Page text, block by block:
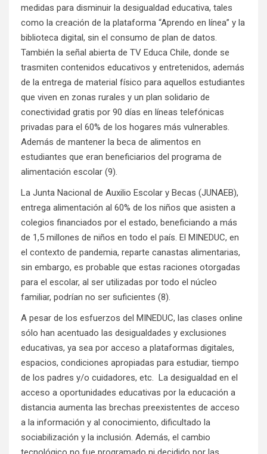
medidas para disminuir la desigualdad educativa, tales
como la creación de la plataforma “Aprendo en línea” y la
biblioteca digital, sin el consumo de plan de datos.
También la señal abierta de TV Educa Chile, donde se
trasmiten contenidos educativos y entretenidos, además
de la entrega de material físico para aquellos estudiantes
que viven en zonas rurales y un plan solidario de
conectividad gratis por 90 días en líneas telefónicas
privadas para el 60% de los hogares más vulnerables.
Además de mantener la beca de alimentos en
estudiantes que eran beneficiarios del programa de
alimentación escolar (9).
La Junta Nacional de Auxilio Escolar y Becas (JUNAEB),
entrega alimentación al 60% de los niños que asisten a
colegios financiados por el estado, beneficiando a más
de 1,5 millones de niños en todo el país. El MINEDUC, en
el contexto de pandemia, reparte canastas alimentarias,
sin embargo, es probable que estas raciones otorgadas
para el escolar, al ser utilizadas por todo el núcleo
familiar, podrían no ser suficientes (8).
A pesar de los esfuerzos del MINEDUC, las clases online
sólo han acentuado las desigualdades y exclusiones
educativas, ya sea por acceso a plataformas digitales,
espacios, condiciones apropiadas para estudiar, tiempo
de los padres y/o cuidadores, etc. La desigualdad en el
acceso a oportunidades educativas por la educación a
distancia aumenta las brechas preexistentes de acceso
a la información y al conocimiento, dificultado la
sociabilización y la inclusión. Además, el cambio